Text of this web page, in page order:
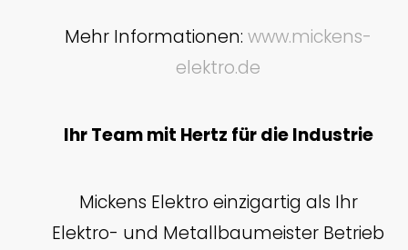
Mehr Informationen: www.mickens-
elektro.de
Ihr Team mit Hertz für die Industrie
Mickens Elektro einzigartig als Ihr
Elektro- und Metallbaumeister Betrieb